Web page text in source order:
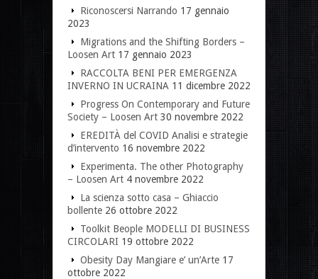
Riconoscersi Narrando 17 gennaio
2023
Migrations and the Shifting Borders –
Loosen Art 17 gennaio 2023
RACCOLTA BENI PER EMERGENZA
INVERNO IN UCRAINA 11 dicembre 2022
Progress On Contemporary and Future
Society – Loosen Art 30 novembre 2022
EREDITÀ del COVID Analisi e strategie
d’intervento 16 novembre 2022
Experimenta. The other Photography
– Loosen Art 4 novembre 2022
La scienza sotto casa – Ghiaccio
bollente 26 ottobre 2022
Toolkit Beople MODELLI DI BUSINESS
CIRCOLARI 19 ottobre 2022
Obesity Day Mangiare e’ un’Arte 17
ottobre 2022